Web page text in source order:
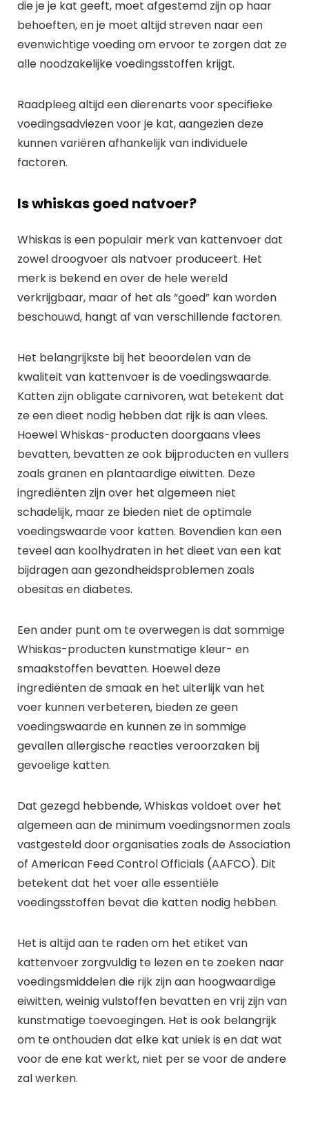
die je je kat geeft, moet afgestemd zijn op haar
behoeften, en je moet altijd streven naar een
evenwichtige voeding om ervoor te zorgen dat ze
alle noodzakelijke voedingsstoffen krijgt.
Raadpleeg altijd een dierenarts voor specifieke
voedingsadviezen voor je kat, aangezien deze
kunnen variëren afhankelijk van individuele
factoren.
Is whiskas goed natvoer?
Whiskas is een populair merk van kattenvoer dat
zowel droogvoer als natvoer produceert. Het
merk is bekend en over de hele wereld
verkrijgbaar, maar of het als “goed” kan worden
beschouwd, hangt af van verschillende factoren.
Het belangrijkste bij het beoordelen van de
kwaliteit van kattenvoer is de voedingswaarde.
Katten zijn obligate carnivoren, wat betekent dat
ze een dieet nodig hebben dat rijk is aan vlees.
Hoewel Whiskas-producten doorgaans vlees
bevatten, bevatten ze ook bijproducten en vullers
zoals granen en plantaardige eiwitten. Deze
ingrediënten zijn over het algemeen niet
schadelijk, maar ze bieden niet de optimale
voedingswaarde voor katten. Bovendien kan een
teveel aan koolhydraten in het dieet van een kat
bijdragen aan gezondheidsproblemen zoals
obesitas en diabetes.
Een ander punt om te overwegen is dat sommige
Whiskas-producten kunstmatige kleur- en
smaakstoffen bevatten. Hoewel deze
ingrediënten de smaak en het uiterlijk van het
voer kunnen verbeteren, bieden ze geen
voedingswaarde en kunnen ze in sommige
gevallen allergische reacties veroorzaken bij
gevoelige katten.
Dat gezegd hebbende, Whiskas voldoet over het
algemeen aan de minimum voedingsnormen zoals
vastgesteld door organisaties zoals de Association
of American Feed Control Officials (AAFCO). Dit
betekent dat het voer alle essentiële
voedingsstoffen bevat die katten nodig hebben.
Het is altijd aan te raden om het etiket van
kattenvoer zorgvuldig te lezen en te zoeken naar
voedingsmiddelen die rijk zijn aan hoogwaardige
eiwitten, weinig vulstoffen bevatten en vrij zijn van
kunstmatige toevoegingen. Het is ook belangrijk
om te onthouden dat elke kat uniek is en dat wat
voor de ene kat werkt, niet per se voor de andere
zal werken.